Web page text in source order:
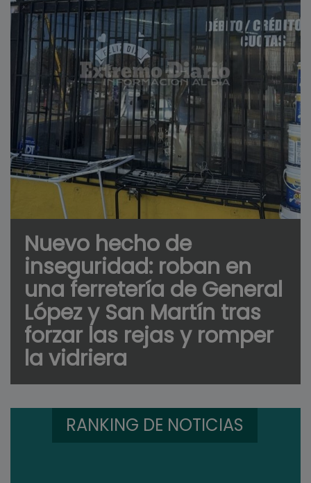
Nuevo hecho de
inseguridad: roban en
una ferretería de General
López y San Martín tras
forzar las rejas y romper
la vidriera
RANKING DE NOTICIAS